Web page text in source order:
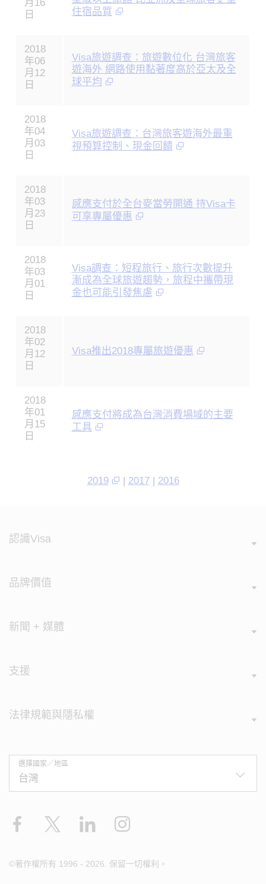
月16
日
住宿品質
2018
年06
月12
日
Visa旅遊調查：旅遊數位化 台灣旅客
遊海外 網路使用黏著度高於亞太及全
球平均
2018
年04
月03
日
Visa旅遊調查：台灣旅客遊海外最重
視預算控制、現金回饋
2018
年03
月23
日
感應支付於全台麥當勞開通 持Visa卡
可享專屬優惠
2018
年03
月01
日
Visa調查：短程旅行、旅行次數提升
漸成為全球旅遊趨勢，旅程中攜帶現
金也可能引發焦慮
2018
年02
月12
日
Visa推出2018專屬旅遊優惠
2018
年01
月15
日
感應支付將成為台灣消費場域的主要
工具
2019 | 2017| 2016
認識Visa
品牌價值
新聞 + 媒體
支援
法律規範與隱私權
選擇國家／地區
Facebook LinkedIn
©著作權所有 1996 - 2026. 保留一切權利。